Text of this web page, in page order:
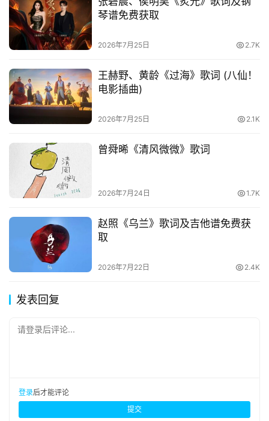
琴谱免费获取
2026年7月25日 2.7K
王赫野、黄龄《过海》歌词 (八仙！
电影插曲)
2026年7月25日 2.1K
曾舜晞《清风微微》歌词
2026年7月24日 1.7K
赵照《乌兰》歌词及吉他谱免费获
取
2026年7月22日 2.4K
发表回复
请登录后评论...
登录后才能评论
提交